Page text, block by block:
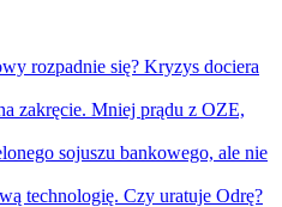
rozpadnie się? Kryzys dociera
zakręcie. Mniej prądu z OZE,
sojuszu bankowego, ale nie
technologię. Czy uratuje Odrę?